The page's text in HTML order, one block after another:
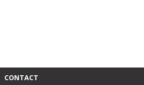
CONTACT